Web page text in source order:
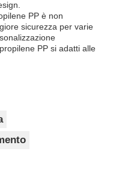
PP è non
sicurezza per varie
PP si adatti alle